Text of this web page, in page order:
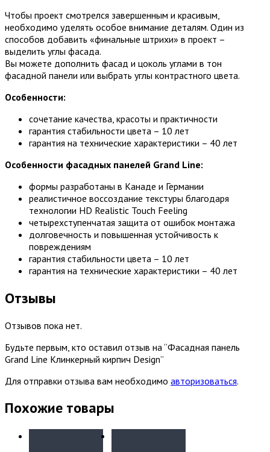
Чтобы проект смотрелся завершенным и красивым,
необходимо уделять особое внимание деталям. Один из
способов добавить «финальные штрихи» в проект –
выделить углы фасада.
Вы можете дополнить фасад и цоколь углами в тон
фасадной панели или выбрать углы контрастного цвета.
Особенности:
сочетание качества, красоты и практичности
гарантия стабильности цвета – 10 лет
гарантия на технические характеристики – 40 лет
Особенности фасадных панелей Grand Line:
формы разработаны в Канаде и Германии
реалистичное воссоздание текстуры благодаря
технологии HD Realistic Touch Feeling
четырехступенчатая защита от ошибок монтажа
долговечность и повышенная устойчивость к
повреждениям
гарантия стабильности цвета – 10 лет
гарантия на технические характеристики – 40 лет
Отзывы
Отзывов пока нет.
Будьте первым, кто оставил отзыв на “Фасадная панель
Grand Line Клинкерный кирпич Design”
Для отправки отзыва вам необходимо авторизоваться.
Похожие товары